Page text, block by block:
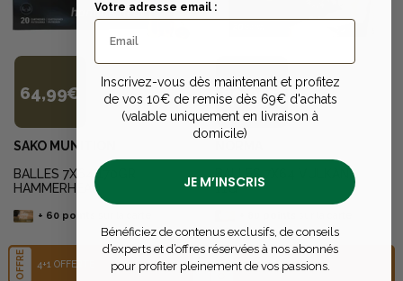
64,99€
SAKO MUNITION
BALLES 7X64 170GR
HAMMERHEAD
+ 60points
OFFRE 4+1 OFFERTE
89,99€
BALLES 7X64 VULKAN
11G
OFFRE 4+1 OFFERTE
Votre adresse email :
Inscrivez-vous dès maintenant et profitez
de vos 10€ de remise dès 69€ d'achats
(valable uniquement en livraison à
domicile)
JE M’INSCRIS
Bénéficiez de contenus exclusifs, de conseils
d’experts et d’offres réservées à nos abonnés
pour profiter pleinement de vos passions.